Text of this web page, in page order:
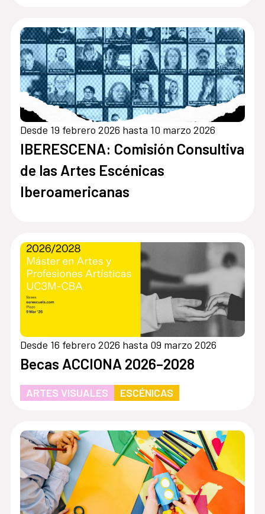
Desde 19 febrero 2026 hasta 10 marzo 2026
IBERESCENA: Comisión Consultiva
de las Artes Escénicas
Iberoamericanas
Desde 16 febrero 2026 hasta 09 marzo 2026
Becas ACCIONA 2026–2028
ARTES VISUALES ESCÉNICAS